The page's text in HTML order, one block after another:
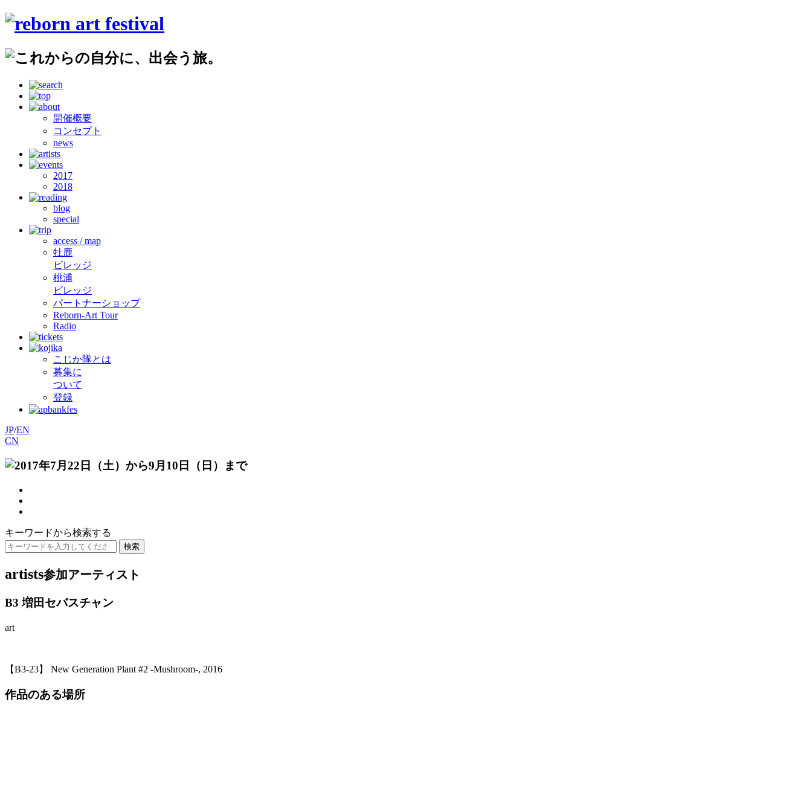
開催概要
コンセプト
news
2017
2018
blog
special
access / map
牡鹿
ビレッジ
桃浦
ビレッジ
パートナーショップ
Reborn-Art Tour
Radio
こじか隊とは
募集に
ついて
登録
JP/EN
CN
キーワードから検索する
artists参加アーティスト
B3 増田セバスチャン
art
【B3-23】 New Generation Plant #2 -Mushroom-, 2016
作品のある場所